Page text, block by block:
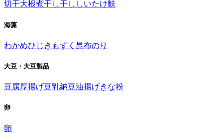
切干大根煮干し干ししいたけ麩
海藻
わかめひじき もずく 昆布のり
大豆・大豆製品
豆腐厚揚げ豆乳納豆油揚げきな粉
卵
卵